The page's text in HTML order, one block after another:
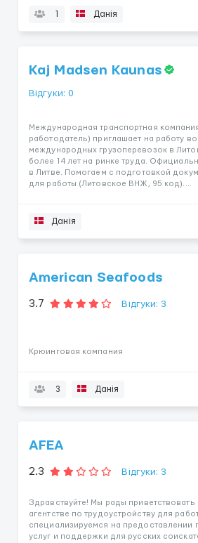
1 Данія
Kaj Madsen Kaunas
Відгуки: 0
Международная транспортная
работодатель) приглашает на работу
международных грузоперевозок в
более 14 лет на ринке труда.
в Литве. Помогаем с подготовкой
для работы (Литовское ВНЖ, 95 код)....
Данія
American Seafoods
3.7 Відгуки: 3
Крюинговая компания
3 Данія
AFEA
2.3 Відгуки: 3
Здравствуйте! Мы рады
агентстве по трудоустройству для
специализируемся на предоставлении
услуг и поддержки для русских